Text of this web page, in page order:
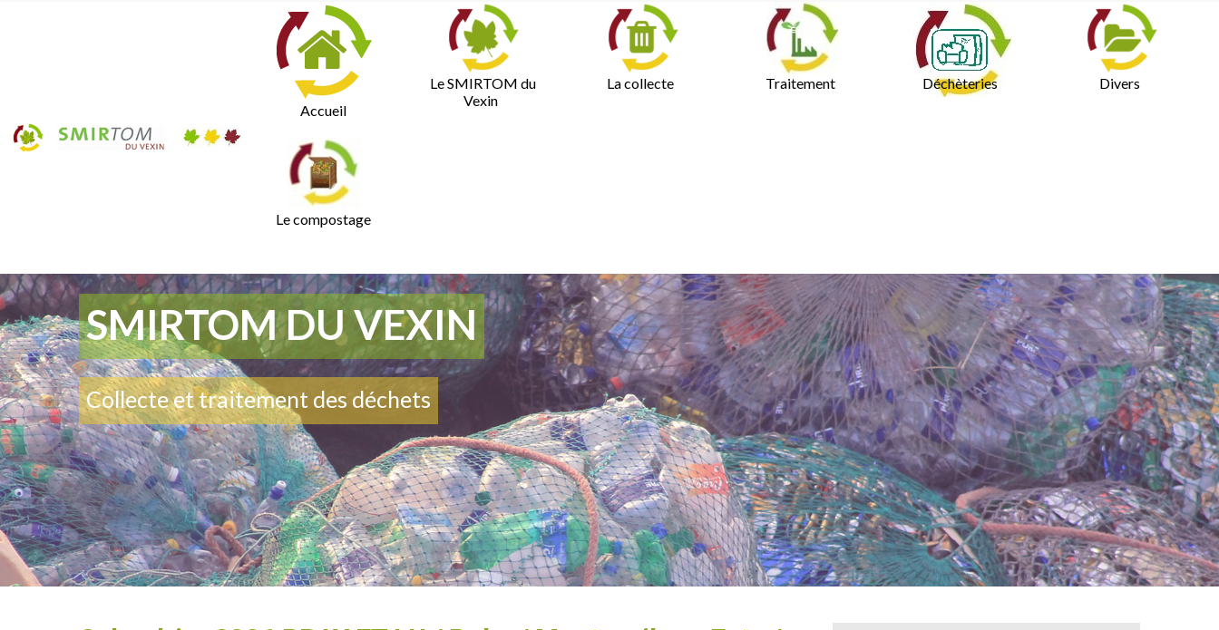
Accueil
Le SMIRTOM du
Vexin
La collecte Traitement Déchèteries Divers
Le compostage
SMIRTOM DU VEXIN
Collecte et traitement des déchets